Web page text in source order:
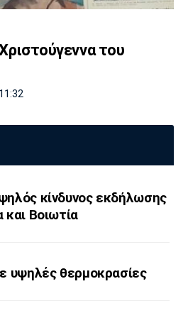
Μάντσεστερ
Γιουβέντους
Μίλαν
Αστέρας
του
κίνδυνος εκδήλωσης
και Βοιωτία
υψηλές θερμοκρασίες